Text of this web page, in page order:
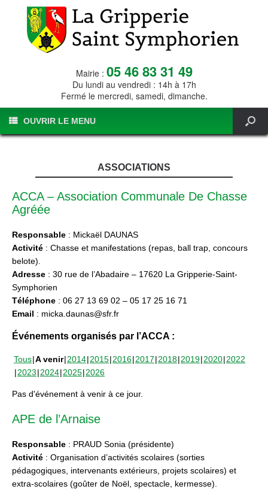
Mairie : 05 46 83 31 49
Du lundi au vendredi : 14h à 17h
Fermé le mercredi, samedi, dimanche.
OUVRIR LE MENU
ASSOCIATIONS
ACCA – Association Communale De Chasse
Agréée
Responsable : Mickaël DAUNAS
Activité : Chasse et manifestations (repas, ball trap, concours
belote).
Adresse : 30 rue de l’Abadaire – 17620 La Gripperie-Saint-
Symphorien
Téléphone : 06 27 13 69 02 – 05 17 25 16 71
Email : micka.daunas@sfr.fr
Événements organisés par l’ACCA :
Tous A venir 2014 2015 2016 2017 2018 2019 2020 2022
2023 2024 2025 2026
Pas d'événement à venir à ce jour.
APE de l’Arnaise
Responsable : PRAUD Sonia (présidente)
Activité : Organisation d’activités scolaires (sorties
pédagogiques, intervenants extérieurs, projets scolaires) et
extra-scolaires (goûter de Noël, spectacle, kermesse).